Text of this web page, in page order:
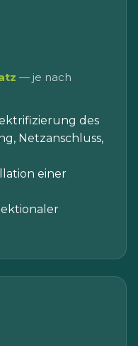
— je nach
des
Netzanschluss,
einer